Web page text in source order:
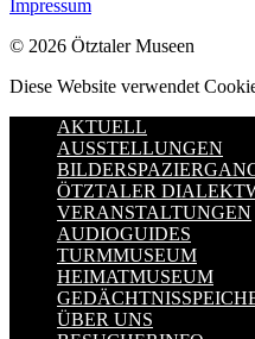
Impressum
© 2026 Ötztaler Museen
Diese Website verwendet
AKTUELL
AUSSTELLUNGEN
ÖTZTALER
VERANSTALTUNGEN
AUDIOGUIDES
TURMMUSEUM
HEIMATMUSEUM
ÜBER UNS